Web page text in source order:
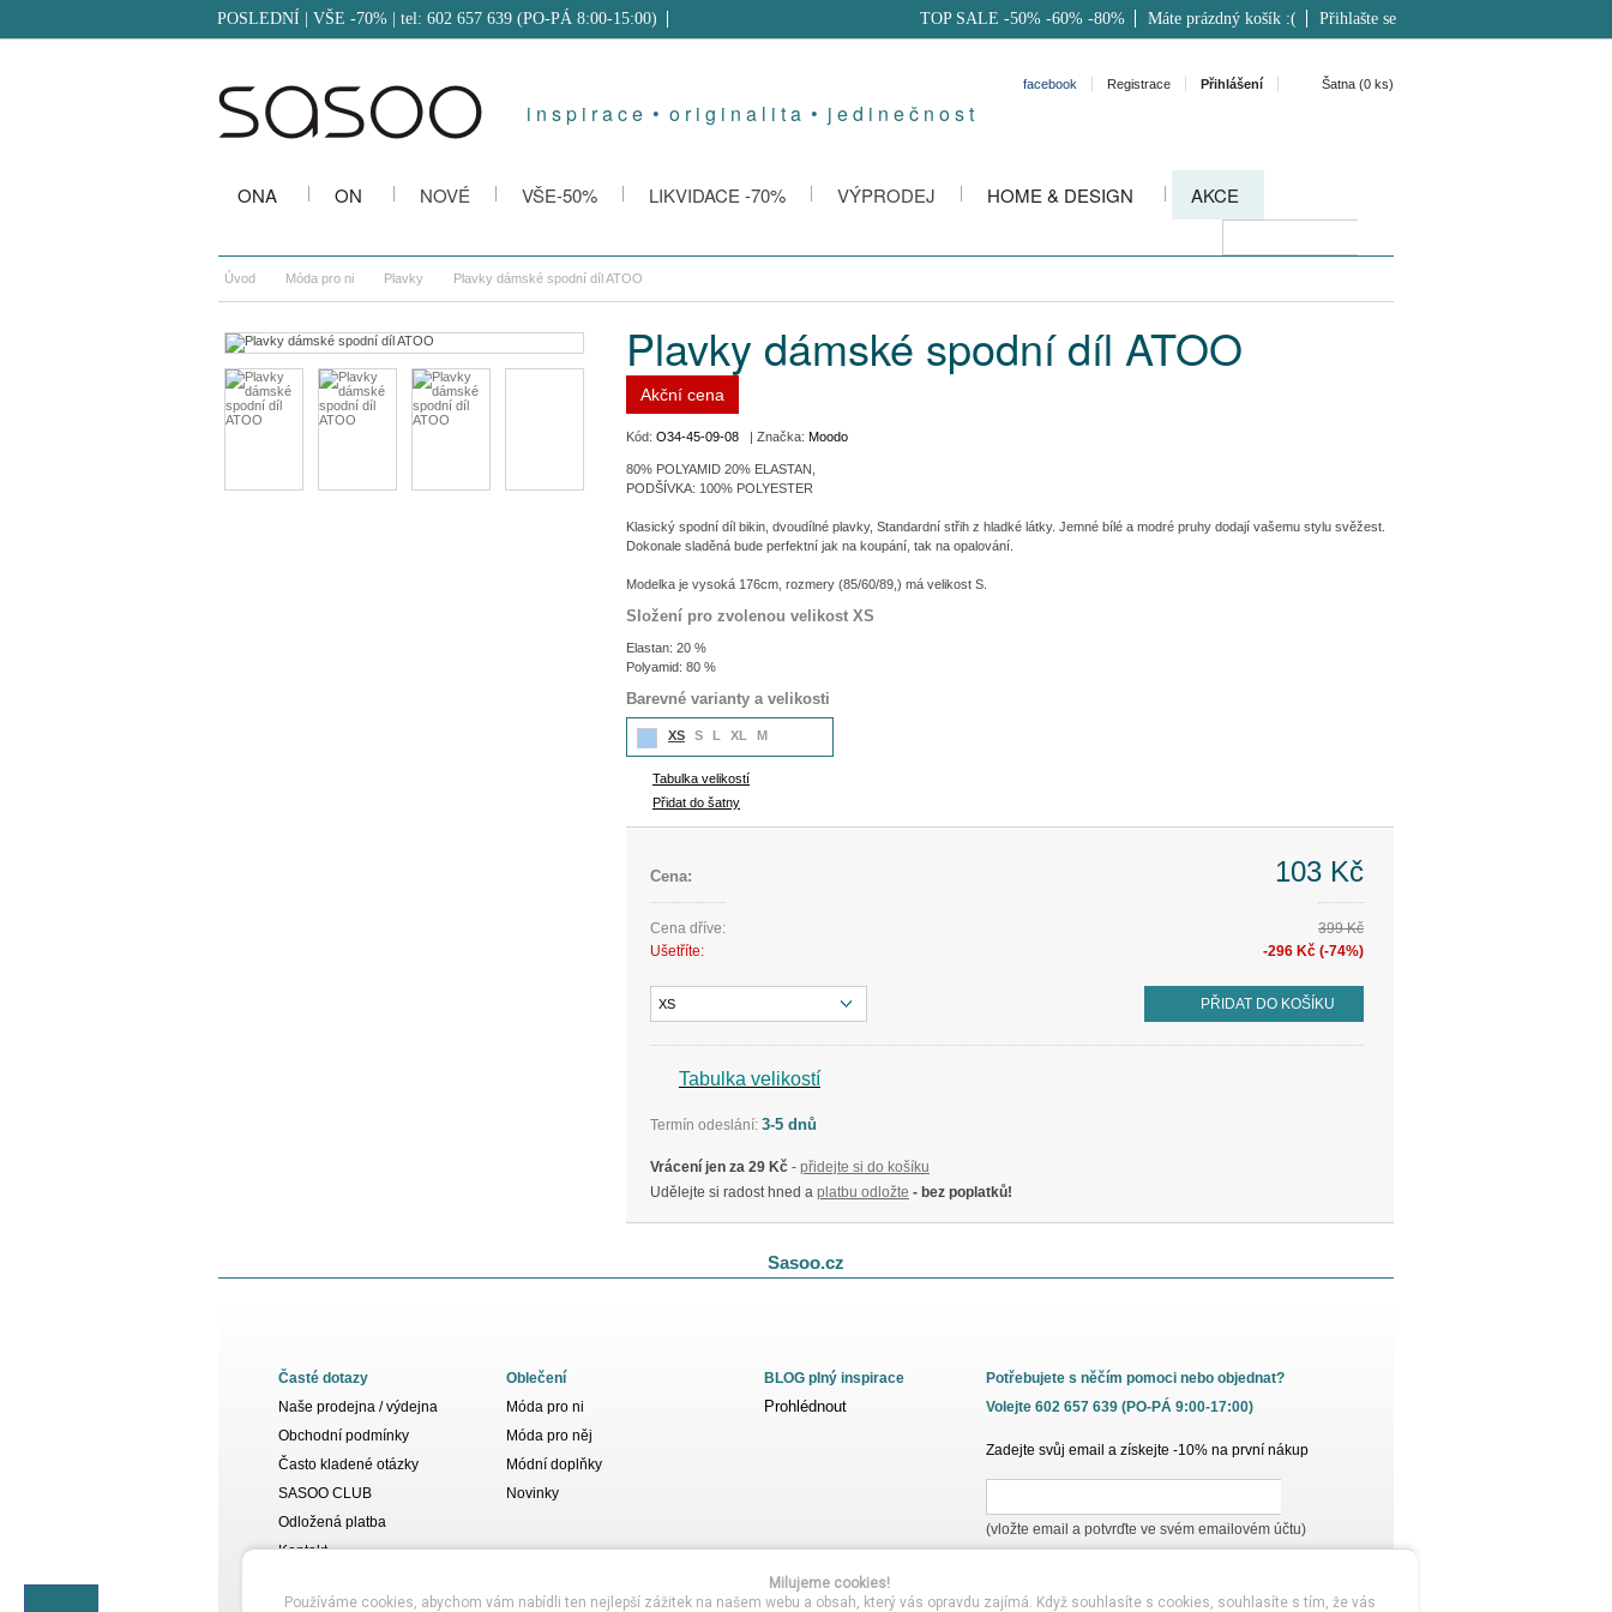
i n s p i r a c e • o r i g i n a l i t a • j e d i n e č n o s t
POSLEDNÍ | VŠE -70%| tel: 602 657 639 (PO-PÁ 8:00-15:00) TOP SALE -50% -60% -80% Máte prázdný košík :( Přihlašte se
facebook Registrace Přihlášení Šatna (0 ks)
ONA ON NOVÉ VŠE-50% LIKVIDACE -70% VÝPRODEJ HOME & DESIGN AKCE
Úvod Móda pro ni Plavky Plavky dámské spodní díl ATOO
Plavky dámské spodní díl ATOO
Akční cena
Kód: O34-45-09-08 | Značka: Moodo
80% POLYAMID 20% ELASTAN,
PODŠÍVKA: 100% POLYESTER
Klasický spodní díl bikin, dvoudílné plavky, Standardní střih z hladké látky. Jemné bílé a modré pruhy dodají vašemu stylu svěžest.
Dokonale sladěná bude perfektní jak na koupání, tak na opalování.
Modelka je vysoká 176cm, rozmery (85/60/89,) má velikost S.
Složení pro zvolenou velikost XS
Elastan: 20 %
Polyamid: 80 %
Barevné varianty a velikosti
XS S L XL M
Tabulka velikostí
Přidat do šatny
Cena: 103 Kč
Cena dříve:
399 Kč
Ušetříte:
-296 Kč (-74%)
XS PŘIDAT DO KOŠÍKU
Tabulka velikostí
Termín odeslání: 3-5 dnů
Vrácení jen za 29 Kč - přidejte si do košíku
Udělejte si radost hned a platbu odložte - bez poplatků!
Sasoo.cz
Časté dotazy
Naše prodejna / výdejna
Obchodní podmínky
Často kladené otázky
SASOO CLUB
Odložená platba
Kontakt
Oblečení
Móda pro ni
Móda pro něj
Módní doplňky
Novinky
BLOG plný inspirace
Prohlédnout
Potřebujete s něčím pomoci nebo objednat?
Volejte 602 657 639 (PO-PÁ 9:00-17:00)
Zadejte svůj email a získejte -10% na první nákup
(vložte email a potvrďte ve svém emailovém účtu)
Milujeme cookies!
Používáme cookies, abychom vám nabídli ten nejlepší zážitek na našem webu a obsah, který vás opravdu zajímá. Když souhlasíte s cookies, souhlasíte s tím, že vás